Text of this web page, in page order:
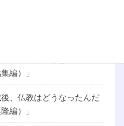
編）」
、仏教はどうなったんだ
編）」